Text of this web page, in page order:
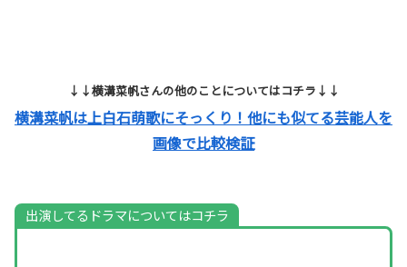
↓↓横溝菜帆さんの他のことについてはコチラ↓↓
横溝菜帆は上白石萌歌にそっくり！他にも似てる芸能人を
画像で比較検証
出演してるドラマについてはコチラ